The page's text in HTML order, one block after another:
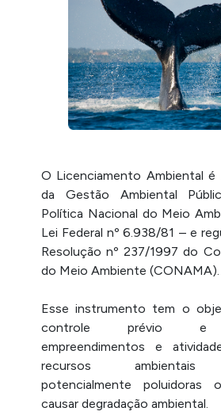
O Licenciamento Ambiental
da Gestão Ambiental
Política Nacional do Meio
Lei Federal nº 6.938/81 – e
Resolução nº 237/1997 do
do Meio Ambiente (CONAMA).
Esse instrumento tem o
controle prévio e
empreendimentos e
recursos ambientais
potencialmente poluidoras
causar degradação ambiental.